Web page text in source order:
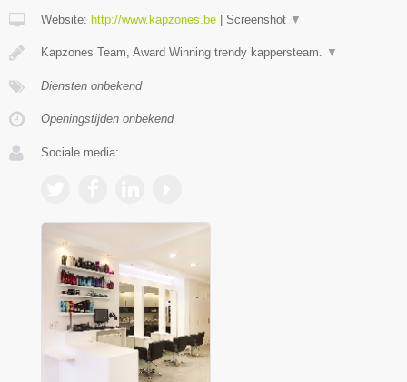
Website: http://www.kapzones.be | Screenshot ▼
Kapzones Team, Award Winning trendy kappersteam. ▼
Diensten onbekend
Openingstijden onbekend
Sociale media: